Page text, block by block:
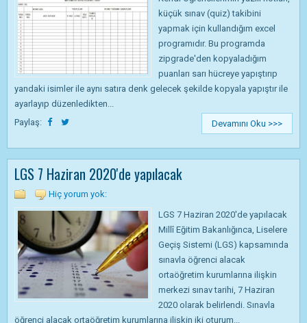
küçük sınav (quiz) takibini
yapmak için kullandığım excel
programıdır. Bu programda
zipgrade'den kopyaladığım
puanları sarı hücreye yapıştırıp
yandaki isimler ile aynı satıra denk gelecek şekilde kopyala yapıştır ile
ayarlayıp düzenledikten...
Paylaş:
Devamını Oku >>>
LGS 7 Haziran 2020'de yapılacak
Hiç yorum yok:
LGS 7 Haziran 2020'de yapılacak
Millî Eğitim Bakanlığınca, Liselere
Geçiş Sistemi (LGS) kapsamında
sınavla öğrenci alacak
ortaöğretim kurumlarına ilişkin
merkezi sınav tarihi, 7 Haziran
2020 olarak belirlendi. Sınavla
öğrenci alacak ortaöğretim kurumlarına ilişkin iki oturum...